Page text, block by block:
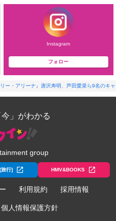
Instagram
フォロー
ー・アリーナ』唐沢寿明、芦田愛菜ら9名のキ
」がわかる
group
旅行] HMV&BOOKS
利用規約 採用情報
個人情報保護方針